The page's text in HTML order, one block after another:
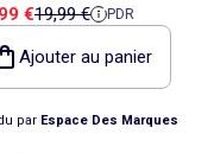
de vente
€Prix de référence
19,99 € PDR
Ajouter au panier
par Espace Des Marques